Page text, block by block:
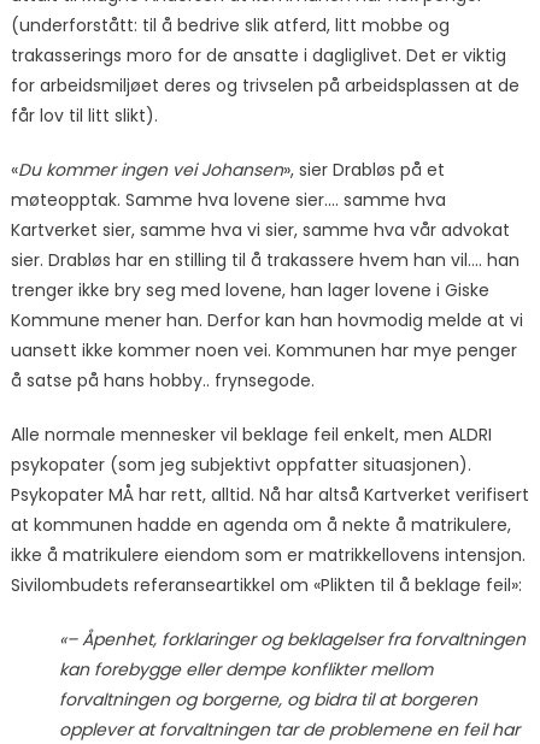
(underforstått: til å bedrive slik atferd, litt mobbe og
trakasserings moro for de ansatte i dagliglivet. Det er viktig
for arbeidsmiljøet deres og trivselen på arbeidsplassen at de
får lov til litt slikt).
«Du kommer ingen vei Johansen», sier Drabløs på et
møteopptak. Samme hva lovene sier…. samme hva
Kartverket sier, samme hva vi sier, samme hva vår advokat
sier. Drabløs har en stilling til å trakassere hvem han vil…. han
trenger ikke bry seg med lovene, han lager lovene i Giske
Kommune mener han. Derfor kan han hovmodig melde at vi
uansett ikke kommer noen vei. Kommunen har mye penger
å satse på hans hobby.. frynsegode.
Alle normale mennesker vil beklage feil enkelt, men ALDRI
psykopater (som jeg subjektivt oppfatter situasjonen).
Psykopater MÅ har rett, alltid. Nå har altså Kartverket verifisert
at kommunen hadde en agenda om å nekte å matrikulere,
ikke å matrikulere eiendom som er matrikkellovens intensjon.
Sivilombudets referanseartikkel om «Plikten til å beklage feil»:
«– Åpenhet, forklaringer og beklagelser fra forvaltningen
kan forebygge eller dempe konflikter mellom
forvaltningen og borgerne, og bidra til at borgeren
opplever at forvaltningen tar de problemene en feil har